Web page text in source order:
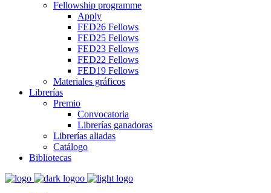
Fellowship programme
Apply
FED26 Fellows
FED25 Fellows
FED23 Fellows
FED22 Fellows
FED19 Fellows
Materiales gráficos
Librerías
Premio
Convocatoria
Librerías ganadoras
Librerías aliadas
Catálogo
Bibliotecas